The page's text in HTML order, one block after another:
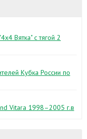
Вятка" с тягой 2
Кубка России по
Vitara 1998–2005 г.в